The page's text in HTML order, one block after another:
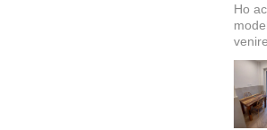
Ho